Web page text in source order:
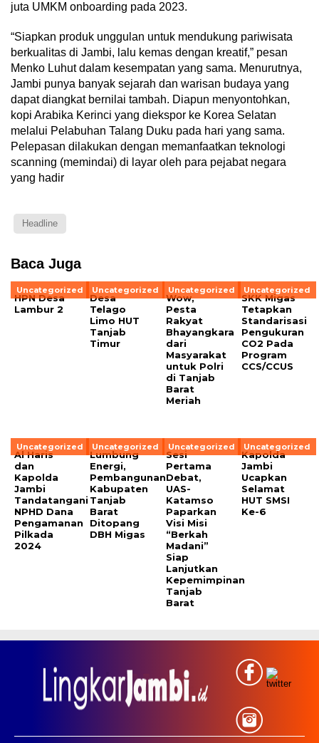
juta UMKM onboarding pada 2023.
“Siapkan produk unggulan untuk mendukung pariwisata
berkualitas di Jambi, lalu kemas dengan kreatif,” pesan
Menko Luhut dalam kesempatan yang sama. Menurutnya,
Jambi punya banyak sejarah dan warisan budaya yang
dapat diangkat bernilai tambah. Diapun menyontohkan,
kopi Arabika Kerinci yang diekspor ke Korea Selatan
melalui Pelabuhan Talang Duku pada hari yang sama.
Pelepasan dilakukan dengan memanfaatkan teknologi
scanning (memindai) di layar oleh para pejabat negara
yang hadir
Headline
Baca Juga
Uncategorized
HPN Desa
Lambur 2
Uncategorized
Desa
Telago
Limo HUT
Tanjab
Timur
Uncategorized
Wow,
Pesta
Rakyat
Bhayangkara
dari
Masyarakat
untuk Polri
di Tanjab
Barat
Meriah
Uncategorized
SKK Migas
Tetapkan
Standarisasi
Pengukuran
CO2 Pada
Program
CCS/CCUS
Uncategorized
Al Haris
dan
Kapolda
Jambi
Tandatangani
NPHD Dana
Pengamanan
Pilkada
2024
Uncategorized
Lumbung
Energi,
Pembangunan
Kabupaten
Tanjab
Barat
Ditopang
DBH Migas
Uncategorized
Sesi
Pertama
Debat,
UAS-
Katamso
Paparkan
Visi Misi
“Berkah
Madani”
Siap
Lanjutkan
Kepemimpinan
Tanjab
Barat
Uncategorized
Kapolda
Jambi
Ucapkan
Selamat
HUT SMSI
Ke-6